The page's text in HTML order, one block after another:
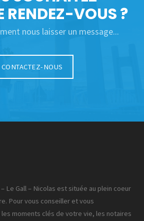
RENDEZ-VOUS ?
nous laisser un message...
CONTACTEZ-NOUS
Le Gall – Nicolas est située au plein coeur
Pour vous conseiller et vous
moments clés de votre vie, les notaires